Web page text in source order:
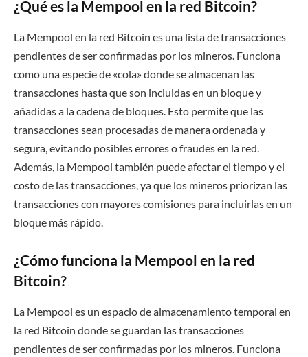
¿Qué es la Mempool en la red Bitcoin?
La Mempool en la red Bitcoin es una lista de transacciones
pendientes de ser confirmadas por los mineros. Funciona
como una especie de «cola» donde se almacenan las
transacciones hasta que son incluidas en un bloque y
añadidas a la cadena de bloques. Esto permite que las
transacciones sean procesadas de manera ordenada y
segura, evitando posibles errores o fraudes en la red.
Además, la Mempool también puede afectar el tiempo y el
costo de las transacciones, ya que los mineros priorizan las
transacciones con mayores comisiones para incluirlas en un
bloque más rápido.
¿Cómo funciona la Mempool en la red
Bitcoin?
La Mempool es un espacio de almacenamiento temporal en
la red Bitcoin donde se guardan las transacciones
pendientes de ser confirmadas por los mineros. Funciona